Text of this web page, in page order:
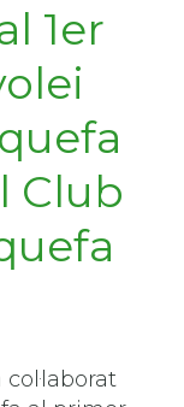
1er
Club